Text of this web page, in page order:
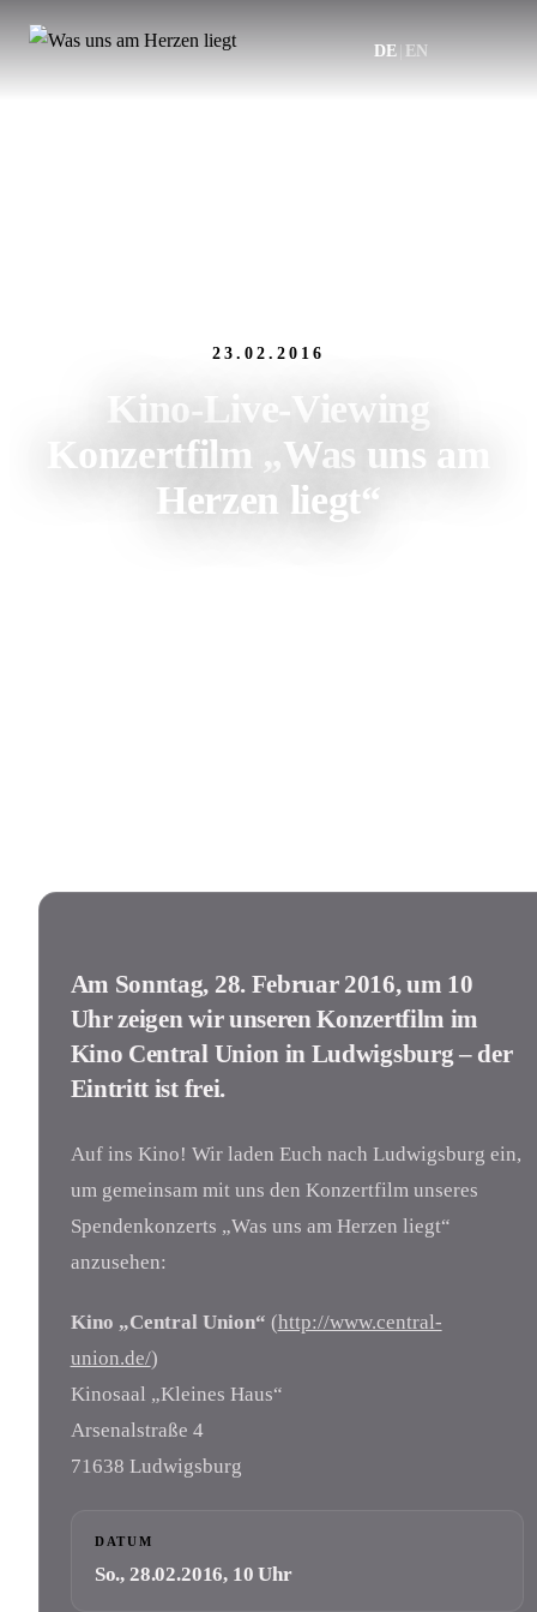
DE | EN
23.02.2016
Kino-Live-Viewing
Konzertfilm „Was uns am
Herzen liegt“
Am Sonntag, 28. Februar 2016, um 10
Uhr zeigen wir unseren Konzertfilm im
Kino Central Union in Ludwigsburg – der
Eintritt ist frei.
Auf ins Kino! Wir laden Euch nach Ludwigsburg ein,
um gemeinsam mit uns den Konzertfilm unseres
Spendenkonzerts „Was uns am Herzen liegt“
anzusehen:
Kino „Central Union“ (http://www.central-
union.de/)
Kinosaal „Kleines Haus“
Arsenalstraße 4
71638 Ludwigsburg
DATUM
So., 28.02.2016, 10 Uhr